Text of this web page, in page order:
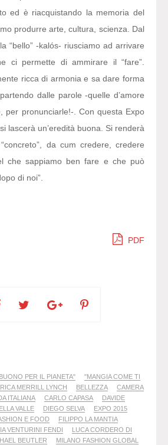
ed è riacquistando la memoria del
produrre arte, cultura, scienza. Dal
“bello” -kalós- riusciamo ad arrivare
ci permette di ammirare il “fare”.
ricca di armonia e sa dare forma
dalle parole -quelle d’amore
per pronunciarle!-. Con questa Expo
lascerà un’eredità buona. Si renderà
da cum credere, credere
che sappiamo ben fare e che può
di noi”.
PDF
PER IL PIANETA"
"MANGIA COME TI
MERRILL LYNCH BELLEZZA
CAMERA
ITALIANA
CARLO CAPASA
DAVIDE
VALLE DIEGO SELVA
EXPO 2015
E FOOD
FILIPPO LA MANTIA
VENTURINI FENDI
LUCA CORDERO DI
BEUTLER
MILANO FASHION GLOBAL